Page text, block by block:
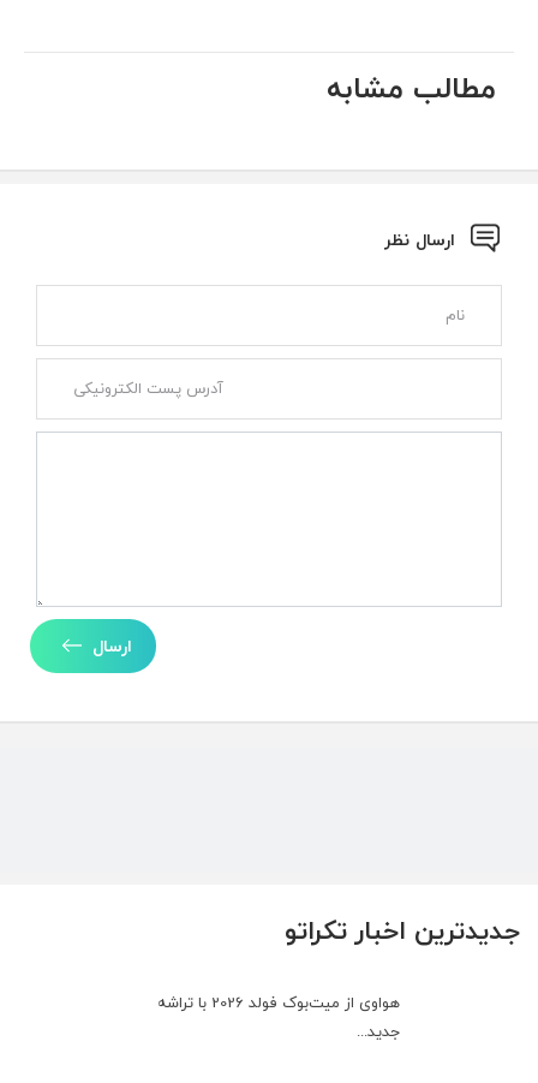
جدیدترین اخبار تکراتو
هواوی از میت‌بوک فولد 2026 با تراشه
جدید...
مطالب مشابه
ارسال نظر
ارسال